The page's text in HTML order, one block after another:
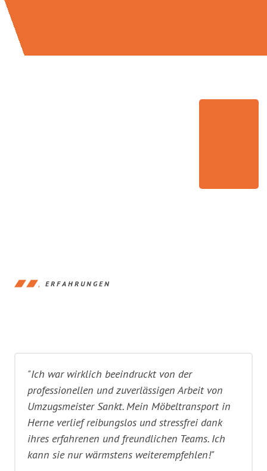
ERFAHRUNGEN
"Ich war wirklich beeindruckt von der
professionellen und zuverlässigen Arbeit von
Umzugsmeister Sankt. Mein Möbeltransport in
Herne verlief reibungslos und stressfrei dank
ihres erfahrenen und freundlichen Teams. Ich
kann sie nur wärmstens weiterempfehlen!"